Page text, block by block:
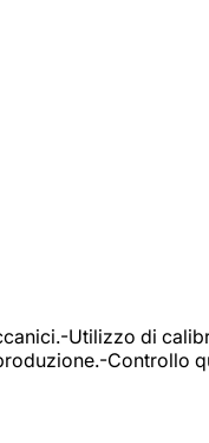
Utilizzo di
Controllo